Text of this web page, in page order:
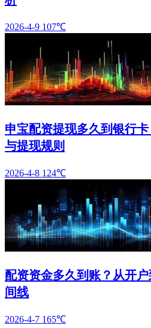
2026-4-9 107℃
申宝配资提现多久到银行
与提现规则
2026-4-8 124℃
配资资金多久到账？从开
间线
2026-4-7 165℃